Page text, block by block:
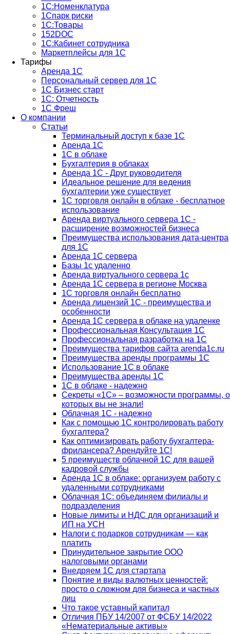
1С:Номенклатура
1Спарк риски
1С:Товары
152DOC
1С:Кабинет сотрудника
Маркетплейсы для 1С
Тарифы
Аренда 1С
Персональный сервер для 1С
1С Бизнес старт
1С: Отчетность
1C Фреш
О компании
Статьи
Терминальный доступ к базе 1С
Аренда 1С
1С в облаке
Бухгалтерия в облаках
Аренда 1С - Друг руководителя
Идеальное решение для ведения
бухгалтерии уже существует
1С торговля онлайн в облаке - бесплатное
использование
Аренда виртуального сервера 1С -
расширение возможностей бизнеса
Преимущества использования дата-центра
для 1С
Аренда 1С сервера
Базы 1с удаленно
Аренда виртуального сервера 1с
Аренда 1С сервера в регионе Москва
1С торговля онлайн бесплатно
Аренда лицензий 1С - преимущества и
особенности
Аренда 1С сервера в облаке на удаленке
Профессиональная Консультация 1С
Профессиональная разработка на 1С
Преимущества тарифов сайта arenda1c.ru
Преимущества аренды программы 1С
Использование 1С в облаке
Преимущества аренды 1С
1С в облаке - надежно
Секреты «1С» – возможности программы, о
которых вы не знали!
Облачная 1С - надежно
Как с помощью 1С контролировать работу
бухгалтера?
Как оптимизировать работу бухгалтера-
фрилансера? Арендуйте 1С!
5 преимуществ облачной 1С для вашей
кадровой службы
Аренда 1С в облаке: организуем работу с
удаленными сотрудниками
Облачная 1С: объединяем филиалы и
подразделения
Новые лимиты и НДС для организаций и
ИП на УСН
Налоги с подарков сотрудникам — как
платить
Принудительное закрытие ООО
налоговыми органами
Внедряем 1С для стартапа
Понятие и виды валютных ценностей:
просто о сложном для бизнеса и частных
лиц
Что такое уставный капитал
Отличия ПБУ 14/2007 от ФСБУ 14/2022
«Нематериальные активы»